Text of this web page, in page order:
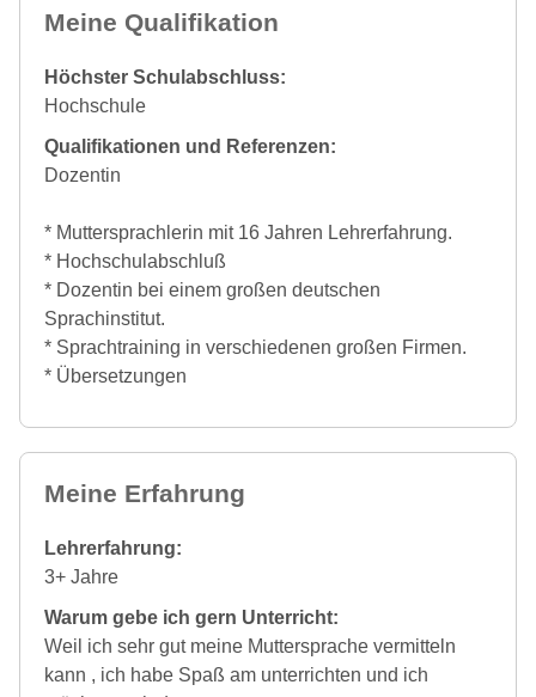
Meine Qualifikation
Höchster Schulabschluss:
Hochschule
Qualifikationen und Referenzen:
Dozentin
* Muttersprachlerin mit 16 Jahren Lehrerfahrung.
* Hochschulabschluß
* Dozentin bei einem großen deutschen
Sprachinstitut.
* Sprachtraining in verschiedenen großen Firmen.
* Übersetzungen
Meine Erfahrung
Lehrerfahrung:
3+ Jahre
Warum gebe ich gern Unterricht:
Weil ich sehr gut meine Muttersprache vermitteln
kann , ich habe Spaß am unterrichten und ich